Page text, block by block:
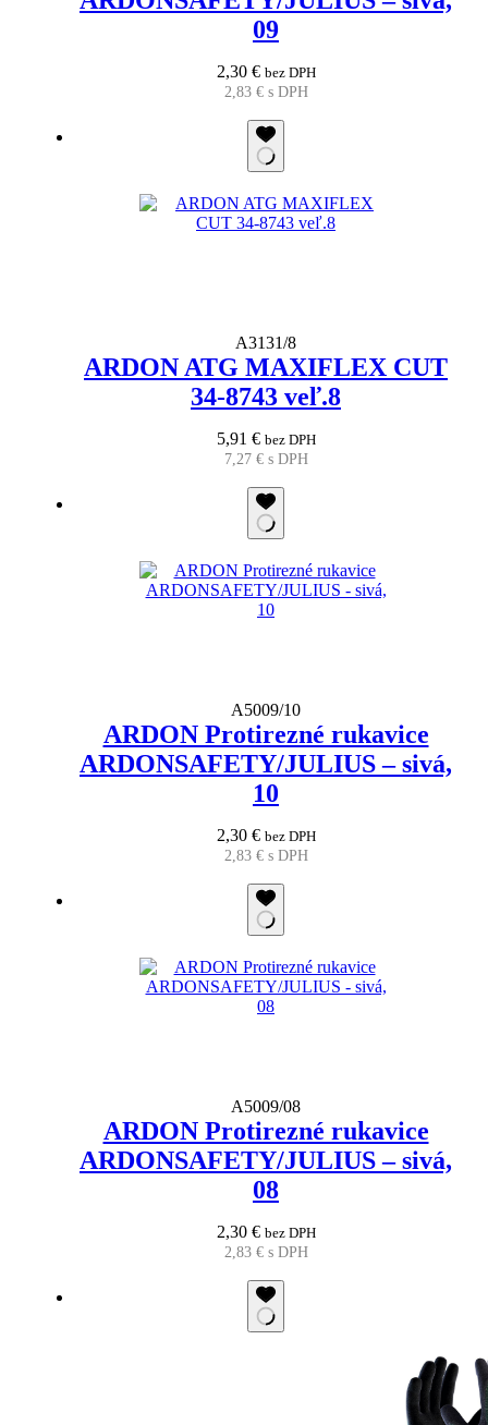
09
2,30 € bez DPH
2,83 €s DPH
A3131/8
ARDON ATG MAXIFLEX CUT
34-8743 veľ.8
5,91 € bez DPH
7,27 €s DPH
A5009/10
ARDON Protirezné rukavice
ARDONSAFETY/JULIUS – sivá,
10
2,30 € bez DPH
2,83 €s DPH
A5009/08
ARDON Protirezné rukavice
ARDONSAFETY/JULIUS – sivá,
08
2,30 € bez DPH
2,83 €s DPH